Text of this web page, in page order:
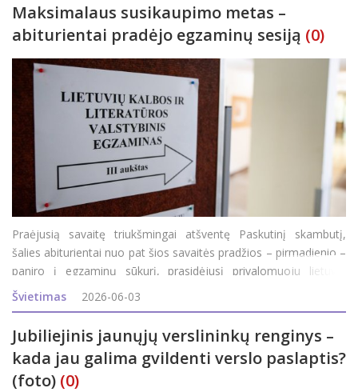
Maksimalaus susikaupimo metas –
abiturientai pradėjo egzaminų sesiją (0)
Praėjusią savaitę triukšmingai atšventę Paskutinį skambutį,
šalies abiturientai nuo pat šios savaitės pradžios – pirmadienio –
paniro į egzaminų sūkurį, prasidėjusį privalomuoju lietuvių
kalbos ir literatūros egzaminu. Šiandien abiturientai laikė geogra
Švietimas 2026-06-03
Jubiliejinis jaunųjų verslininkų renginys –
kada jau galima gvildenti verslo paslaptis?
(foto) (0)